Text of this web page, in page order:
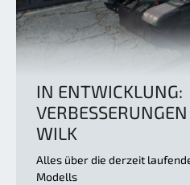
IN ENTWICKLUNG:
WILK
Alles über die derzeit
Modells